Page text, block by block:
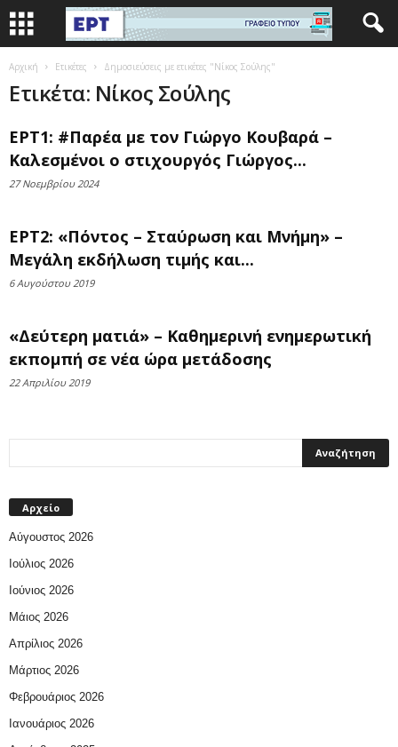
Αρχική Ετικέτες Δημοσιεύσεις με ετικέτες "Νίκος Σούλης"
Ετικέτα: Νίκος Σούλης
ΕΡΤ1: #Παρέα με τον Γιώργο Κουβαρά –
Καλεσμένοι ο στιχουργός Γιώργος...
27 Νοεμβρίου 2024
ΕΡΤ2: «Πόντος – Σταύρωση και Μνήμη» –
Μεγάλη εκδήλωση τιμής και...
6 Αυγούστου 2019
«Δεύτερη ματιά» – Καθημερινή ενημερωτική
εκπομπή σε νέα ώρα μετάδοσης
22 Απριλίου 2019
Αρχείο
Αύγουστος 2026
Ιούλιος 2026
Ιούνιος 2026
Μάιος 2026
Απρίλιος 2026
Μάρτιος 2026
Φεβρουάριος 2026
Ιανουάριος 2026